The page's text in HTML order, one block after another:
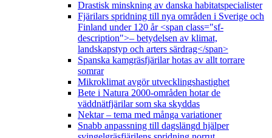
Drastisk minskning av danska habitatspecialister
Fjärilars spridning till nya områden i Sverige och
Finland under 120 år <span class="sf-
description">– betydelsen av klimat,
landskapstyp och arters särdrag</span>
Spanska kamgräsfjärilar hotas av allt torrare
somrar
Mikroklimat avgör utvecklingshastighet
Bete i Natura 2000-områden hotar de
väddnätfjärilar som ska skyddas
Nektar – tema med många variationer
Snabb anpassning till dagslängd hjälper